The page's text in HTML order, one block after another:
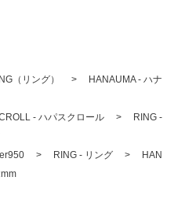
（リング） > HANAUMA - ハナ
- ハパスクロール > RING -
> RING - リング > HAN